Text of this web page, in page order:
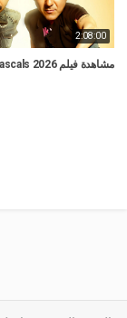
2:08:00
مشاهدة فيلم Rascals 2026 مترجم